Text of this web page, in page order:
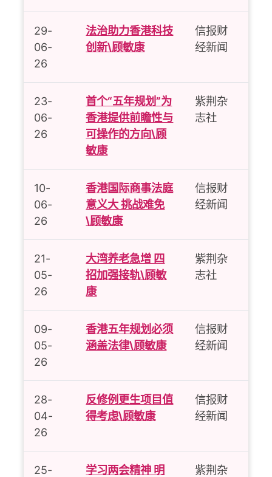
29-
06-
26
法治助力香港科技
创新\顾敏康
信报财
经新闻
23-
06-
26
首个“五年规划”为
香港提供前瞻性与
可操作的方向\顾
敏康
紫荆杂
志社
10-
06-
26
香港国际商事法庭
意义大 挑战难免
\顾敏康
信报财
经新闻
21-
05-
26
大湾养老急增 四
招加强接轨\顾敏
康
紫荆杂
志社
09-
05-
26
香港五年规划必须
涵盖法律\顾敏康
信报财
经新闻
28-
04-
26
反修例更生项目值
得考虑\顾敏康
信报财
经新闻
25-
学习两会精神 明
紫荆杂